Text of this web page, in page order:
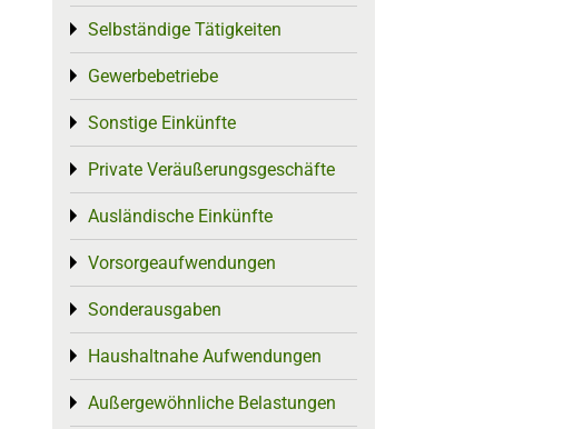
Selbständige Tätigkeiten
Toggle menu
Gewerbebetriebe
Toggle menu
Sonstige Einkünfte
Toggle menu
Private Veräußerungsgeschäfte
Toggle menu
Ausländische Einkünfte
Toggle menu
Vorsorgeaufwendungen
Toggle menu
Sonderausgaben
Toggle menu
Haushaltnahe Aufwendungen
Toggle menu
Außergewöhnliche Belastungen
Toggle menu